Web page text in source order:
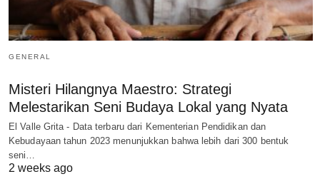
GENERAL
Misteri Hilangnya Maestro: Strategi
Melestarikan Seni Budaya Lokal yang Nyata
El Valle Grita - Data terbaru dari Kementerian Pendidikan dan
Kebudayaan tahun 2023 menunjukkan bahwa lebih dari 300 bentuk
seni…
2 weeks ago